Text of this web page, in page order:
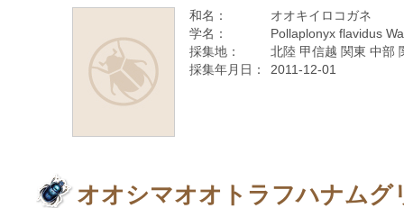
和名：
オオキイロコガネ
学名：
Pollaplonyx flavidus
採集地：
北陸 甲信越 関東 中部
採集年月日：
2011-12-01
オオシマオオトラフハナム